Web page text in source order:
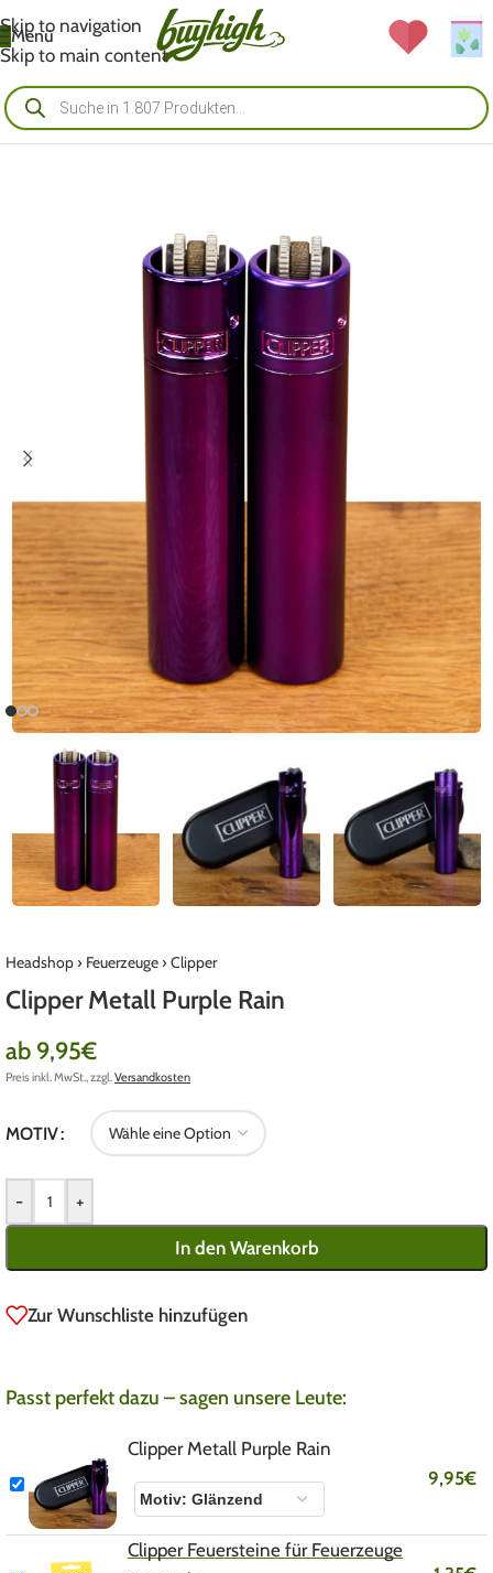
Skip to navigation
Skip to main content
Menü
Headshop› Feuerzeuge› Clipper
Clipper Metall Purple Rain
ab 9,95€
Preis inkl. MwSt., zzgl.Versandkosten
MOTIV
- +
In den Warenkorb
Zur Wunschliste hinzufügen
Passt perfekt dazu – sagen unsere Leute:
Clipper Metall Purple Rain
9,95€
Clipper Feuersteine für Feuerzeuge